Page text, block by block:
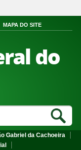
MAPA DO SITE
do
Gabriel da Cachoeira